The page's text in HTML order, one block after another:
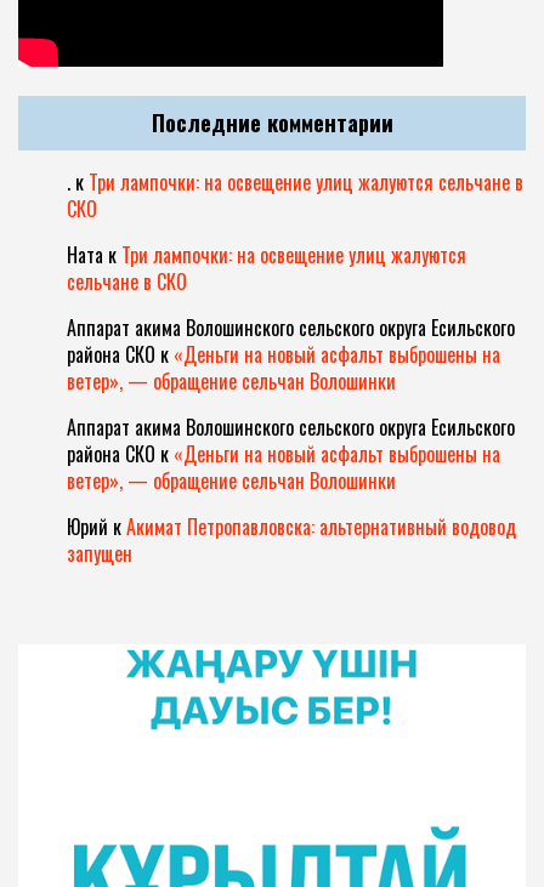
Последние комментарии
. к Три лампочки: на освещение улиц жалуются сельчане в
СКО
Ната к Три лампочки: на освещение улиц жалуются
сельчане в СКО
Аппарат акима Волошинского сельского округа Есильского
района СКО к «Деньги на новый асфальт выброшены на
ветер», — обращение сельчан Волошинки
Аппарат акима Волошинского сельского округа Есильского
района СКО к «Деньги на новый асфальт выброшены на
ветер», — обращение сельчан Волошинки
Юрий кАкимат Петропавловска: альтернативный водовод
запущен